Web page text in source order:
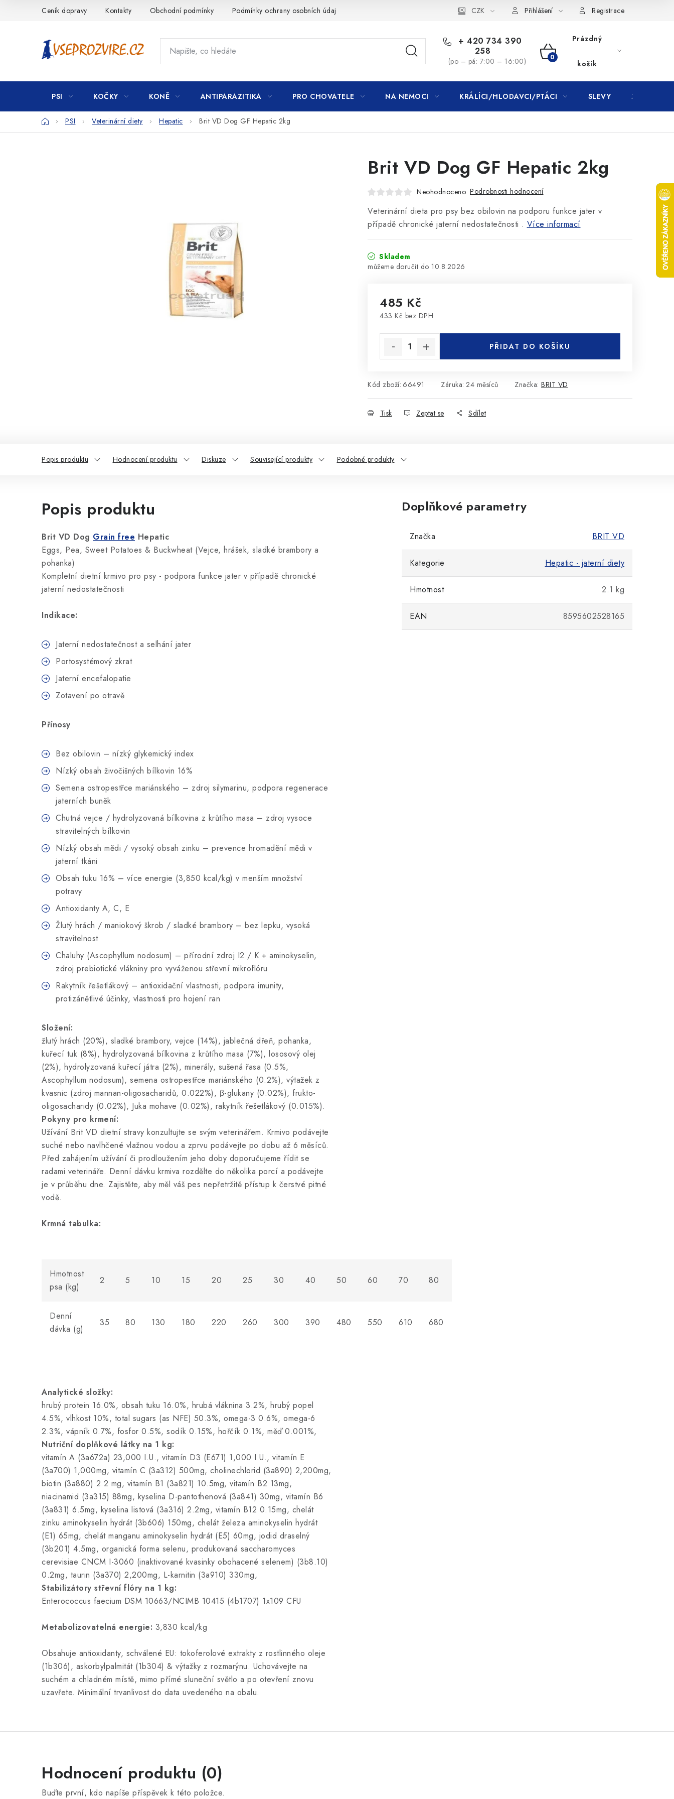
Ceník dopravy Kontakty Obchodní podmínky Podmínky ochrany osobních údajů CZK Přihlášení Registrace
+ 420 734 390
258
(po – pá: 7:00 – 16:00)
NÁKUPNÍ
KOŠÍK
Prázdný
košík
PSI KOČKY KONĚ ANTIPARAZITIKA PRO CHOVATELE NA NEMOCI KRÁLÍCI/HLODAVCI/PTÁCI SLEVY ZNAČKY
DomůPSI Veterinární diety Hepatic Brit VD Dog GF Hepatic 2kg
Brit VD Dog GF Hepatic 2kg
Neohodnoceno Podrobnosti hodnocení
Veterinární dieta pro psy bez obilovin na podporu funkce jater v
případě chronické jaterní nedostatečnosti . Více informací
Skladem
10.8.2026
485 Kč
433 Kč bez DPH
PŘIDAT DO KOŠÍKU
Kód zboží: 66491 Záruka: 24 měsíců Značka: BRIT VD
Tisk Zeptat se Sdílet
Popis produktu Hodnocení produktu Diskuze Související produkty Podobné produkty
Popis produktu
Brit VD Dog Grain free Hepatic
Eggs, Pea, Sweet Potatoes & Buckwheat (Vejce, hrášek, sladké brambory a
pohanka)
Kompletní dietní krmivo pro psy - podpora funkce jater v případě chronické
jaterní nedostatečnosti
Indikace:
Jaterní nedostatečnost a selhání jater
Portosystémový zkrat
Jaterní encefalopatie
Zotavení po otravě
Přínosy
Bez obilovin – nízký glykemický index
Nízký obsah živočišných bílkovin 16%
Semena ostropestřce mariánského – zdroj silymarinu, podpora regenerace
jaterních buněk
Chutná vejce / hydrolyzovaná bílkovina z krůtího masa – zdroj vysoce
stravitelných bílkovin
Nízký obsah mědi / vysoký obsah zinku – prevence hromadění mědi v
jaterní tkáni
Obsah tuku 16% – více energie (3,850 kcal/kg) v menším množství
potravy
Antioxidanty A, C, E
Žlutý hrách / maniokový škrob / sladké brambory – bez lepku, vysoká
stravitelnost
Chaluhy (Ascophyllum nodosum) – přírodní zdroj I2 / K + aminokyselin,
zdroj prebiotické vlákniny pro vyváženou střevní mikroflóru
Rakytník řešetlákový – antioxidační vlastnosti, podpora imunity,
protizánětlivé účinky, vlastnosti pro hojení ran
Složení:
žlutý hrách (20%), sladké brambory, vejce (14%), jablečná dřeň, pohanka,
kuřecí tuk (8%), hydrolyzovaná bílkovina z krůtího masa (7%), lososový olej
(2%), hydrolyzovaná kuřecí játra (2%), minerály, sušená řasa (0.5%,
Ascophyllum nodosum), semena ostropestřce mariánského (0.2%), výtažek z
kvasnic (zdroj mannan-oligosacharidů, 0.022%), β-glukany (0.02%), frukto-
oligosacharidy (0.02%), Juka mohave (0.02%), rakytník řešetlákový (0.015%).
Pokyny pro krmení:
Užívání Brit VD dietní stravy konzultujte se svým veterinářem. Krmivo podávejte
suché nebo navlhčené vlažnou vodou a zprvu podávejte po dobu až 6 měsíců.
Před zahájením užívání či prodloužením jeho doby doporučujeme řídit se
radami veterináře. Denní dávku krmiva rozdělte do několika porcí a podávejte
je v průběhu dne. Zajistěte, aby měl váš pes nepřetržitě přístup k čerstvé pitné
vodě.
Krmná tabulka:
Hmotnost
psa (kg)
2 5 10 15 20 25 30 40 50 60 70 80
Denní
dávka (g)
35 80 130 180 220 260 300 390 480 550 610 680
Analytické složky:
hrubý protein 16.0%, obsah tuku 16.0%, hrubá vláknina 3.2%, hrubý popel
4.5%, vlhkost 10%, total sugars (as NFE) 50.3%, omega-3 0.6%, omega-6
2.3%, vápník 0.7%, fosfor 0.5%, sodík 0.15%, hořčík 0.1%, měď 0.001%,
Nutriční doplňkové látky na 1 kg:
vitamín A (3a672a) 23,000 I.U., vitamín D3 (E671) 1,000 I.U., vitamín E
(3a700) 1,000mg, vitamín C (3a312) 500mg, cholinechlorid (3a890) 2,200mg,
biotin (3a880) 2.2 mg, vitamín B1 (3a821) 10.5mg, vitamín B2 13mg,
niacinamid (3a315) 88mg, kyselina D-pantothenová (3a841) 30mg, vitamín B6
(3a831) 6.5mg, kyselina listová (3a316) 2.2mg, vitamín B12 0.15mg, chelát
zinku aminokyselin hydrát (3b606) 150mg, chelát železa aminokyselin hydrát
(E1) 65mg, chelát manganu aminokyselin hydrát (E5) 60mg, jodid draselný
(3b201) 4.5mg, organická forma selenu, produkovaná saccharomyces
cerevisiae CNCM I-3060 (inaktivované kvasinky obohacené selenem) (3b8.10)
0.2mg, taurin (3a370) 2,200mg, L-karnitin (3a910) 330mg,
Stabilizátory střevní flóry na 1 kg:
Enterococcus faecium DSM 10663/NCIMB 10415 (4b1707) 1x109 CFU
Metabolizovatelná energie: 3,830 kcal/kg
Obsahuje antioxidanty, schválené EU: tokoferolové extrakty z rostlinného oleje
(1b306), askorbylpalmitát (1b304) & výtažky z rozmarýnu. Uchovávejte na
suchém a chladném místě, mimo přímé sluneční světlo a po otevření znovu
uzavřete. Minimální trvanlivost do data uvedeného na obalu.
Doplňkové parametry
Značka BRIT VD
Kategorie Hepatic - jaterní diety
Hmotnost 2.1 kg
EAN 8595602528165
Hodnocení produktu (0)
Buďte první, kdo napíše příspěvek k této položce.